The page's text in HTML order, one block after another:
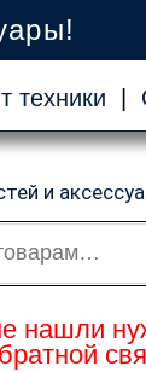
техники |
и
нашли